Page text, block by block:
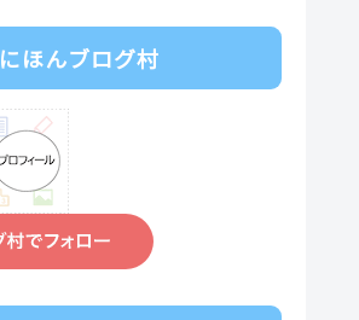
にほんブログ村